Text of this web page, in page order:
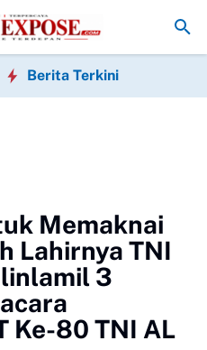
Tiga SDN Keluhkan Menu MBG
Berita Terkini
Memaknai
Lahirnya TNI
3
Ke-80 TNI AL